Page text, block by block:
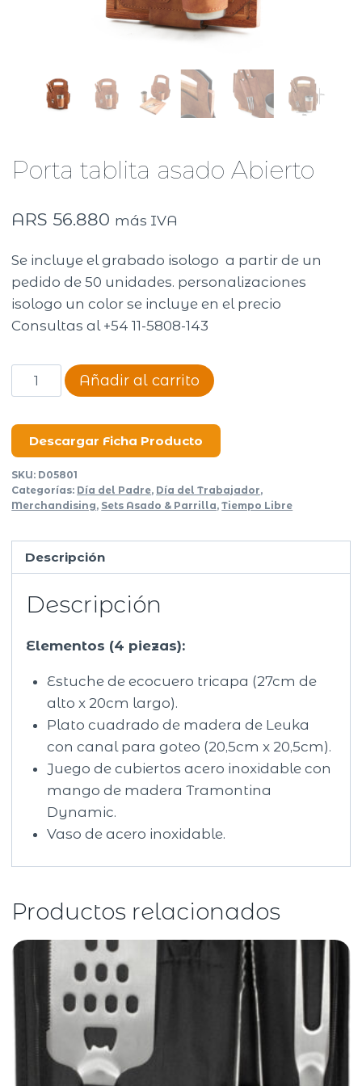
Porta tablita asado Abierto
ARS 56.880 más IVA
Se incluye el grabado isologo a partir de un
pedido de 50 unidades. personalizaciones
isologo un color se incluye en el precio
Consultas al +54 11-5808-143
Porta
tablita
Abierto
cantidad
Añadir al carrito
Descargar Ficha Producto
SKU: D05801
Categorías: Día del Padre, Día del Trabajador,
Merchandising, Sets Asado & Parrilla,Tiempo Libre
Descripción
Descripción
Elementos (4 piezas):
Estuche de ecocuero tricapa (27cm de
alto x 20cm largo).
Plato cuadrado de madera de Leuka
con canal para goteo (20,5cm x 20,5cm).
Juego de cubiertos acero inoxidable con
mango de madera Tramontina
Dynamic.
Vaso de acero inoxidable.
Productos relacionados